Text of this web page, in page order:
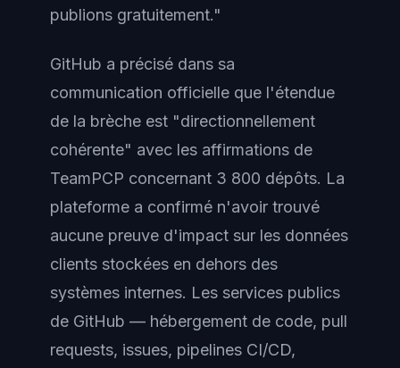
publions gratuitement."
GitHub a précisé dans sa
communication officielle que l'étendue
de la brèche est "directionnellement
cohérente" avec les affirmations de
TeamPCP concernant 3 800 dépôts. La
plateforme a confirmé n'avoir trouvé
aucune preuve d'impact sur les données
clients stockées en dehors des
systèmes internes. Les services publics
de GitHub — hébergement de code, pull
requests, issues, pipelines CI/CD,